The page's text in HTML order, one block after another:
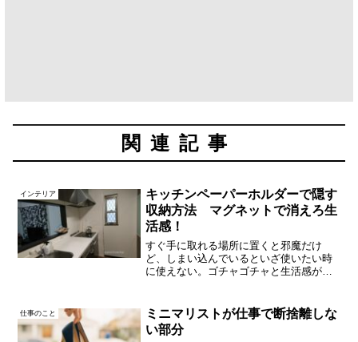
関連記事
インテリア
キッチンペーパーホルダーで隠す
収納方法 マグネットで消えろ生
活感！
すぐ手に取れる場所に置くと邪魔だけ
ど、しまい込んでいるといざ使いたい時
に使えない。ゴチャゴチャと生活感が出
均アイテムが活躍しました。その後、や
はり隠す収納がいい！と...
仕事のこと
ミニマリストが仕事で断捨離しな
い部分